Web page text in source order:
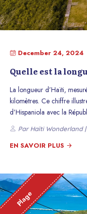
December 24, 2024
Quelle est la
La longueur d’Haïti,
kilomètres. Ce chiffre
d’Hispaniola avec la
explorons en détail les
leur influence sur la
Par Haïti Wonderland |
EN SAVOIR PLUS
Plage